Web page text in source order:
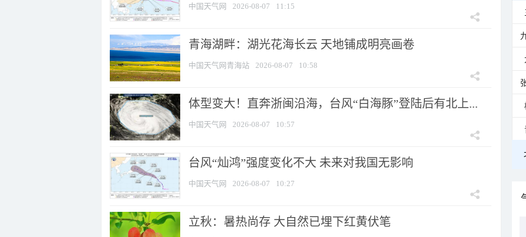
中国天气网 2026-08-07 11:15
青海湖畔：湖光花海长云 天地铺成明亮画卷
中国天气网青海站 2026-08-07 10:58
体型变大！直奔浙闽沿海，台风“白海豚”登陆后有北上...
中国天气网 2026-08-07 10:57
台风“灿鸿”强度变化不大 未来对我国无影响
中国天气网 2026-08-07 10:27
立秋：暑热尚存 大自然已埋下红黄伏笔